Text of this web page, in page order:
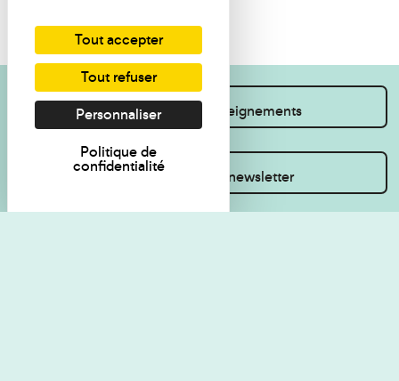
Je souhaite des renseignements
Inscrivez-vous à la newsletter
Tout accepter
Tout refuser
Personnaliser
Politique de
confidentialité